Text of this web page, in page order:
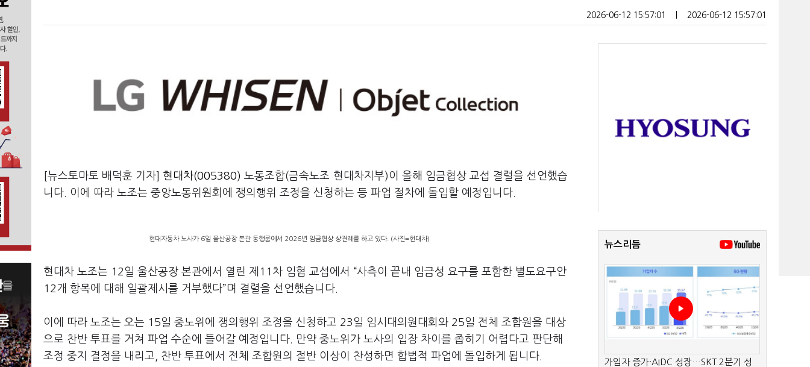
2026-06-12 15:57:01 2026-06-12 15:57:01
[뉴스토마토 배덕훈 기자] 현대차(005380) 노동조합(금속노조 현대차지부)이 올해 임금협상 교섭 결렬을 선언했습
니다
이에 따라 노조는 중앙노동위원회에 쟁의행위 조정을 신청하는 등 파업 절차에 돌입할 예정입니다
현대자동차 노사가 6일 울산공장 본관 동행룸에서 2026년 임금협상 상견례를 하고 있다. (사진=현대차)
현대차 노조는 12일 울산공장 본관에서 열린 제 11 차 임협 교섭에서 “사측이 끝내 임금성 요구를 포함한 별도요구안
12개 항목에 대해 일괄제시를 거부했다”며 결렬을 선언했습니다
이에 따라 노조는 오는 15일 중노위에 쟁의행위 조정을 신청하고 23일 임시대의원대회와 25일 전체 조합원을 대상
으로 찬반 투표를 거쳐 파업 수순에 들어갈 예정입니다
만약 중노위가 노사의 입장 차이를 좁히기 어렵다고 판단해
조정 중지 결정을 내리고
찬반 투표에서 전체 조합원의 절반 이상이 찬성하면 합법적 파업에 돌입하게 됩니다
뉴스리듬
가입자 증가·AIDC 성장…SKT 2분기 성